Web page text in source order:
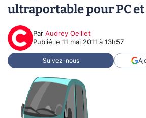
ultraportable pour PC et
Par Audrey Oeillet
Publié le 11 mai 2011 à 13h57
Suivez-nous